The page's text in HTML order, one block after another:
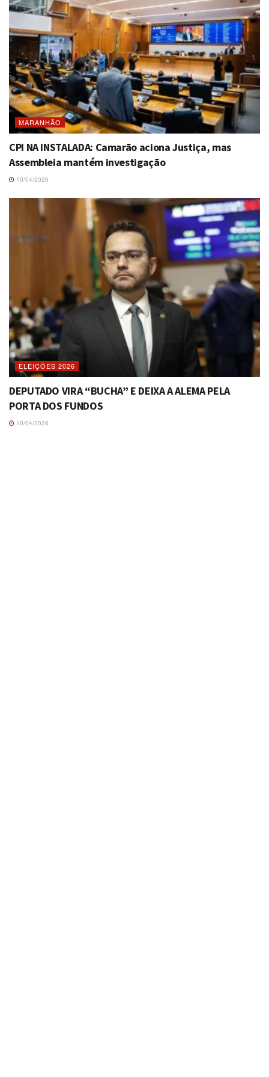
MARANHÃO
CPI NA INSTALADA: Camarão aciona Justiça, mas
Assembleia mantém investigação
10/04/2026
ELEIÇÕES 2026
DEPUTADO VIRA “BUCHA” E DEIXA A ALEMA PELA
PORTA DOS FUNDOS
10/04/2026